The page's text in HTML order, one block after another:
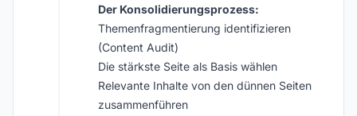
Der Konsolidierungsprozess:
Themenfragmentierung identifizieren
(Content Audit)
Die stärkste Seite als Basis wählen
Relevante Inhalte von den dünnen Seiten
zusammenführen